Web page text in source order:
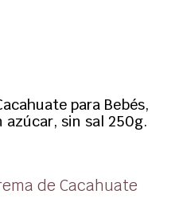
para Bebés,
azúcar, sin sal 250g.
de Cacahuate